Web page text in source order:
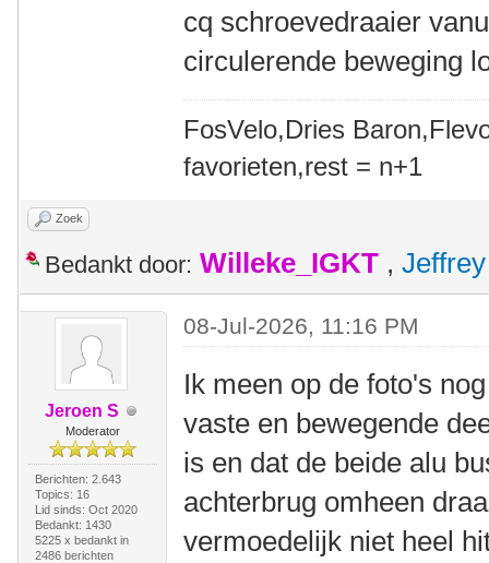
cq schroevedraaier
circulerende beweging
FosVelo,Dries
favorieten,rest = n+1
Zoek
Bedankt door: Willeke_IGKT ,
Jeroen S
Moderator
Berichten: 2.643
Topics: 16
Lid sinds: Oct 2020
Bedankt: 1430
5225 x bedankt in
2486 berichten
08-Jul-2026, 11:16 PM
Ik meen op de foto's
vaste en bewegende
is en dat de beide alu
achterbrug omheen
vermoedelijk niet heel